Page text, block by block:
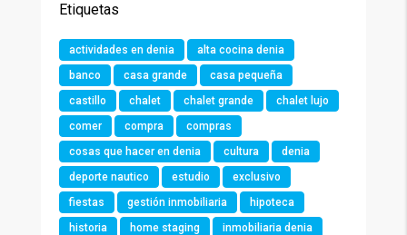
Etiquetas
actividades en denia
alta cocina denia
banco
casa grande
casa pequeña
castillo
chalet chalet grande
chalet lujo
comer
compra
compras
cosas que hacer en denia
cultura
denia
deporte nautico
estudio
exclusivo
fiestas
gestión inmobiliaria
hipoteca
historia
home staging
inmobiliaria denia